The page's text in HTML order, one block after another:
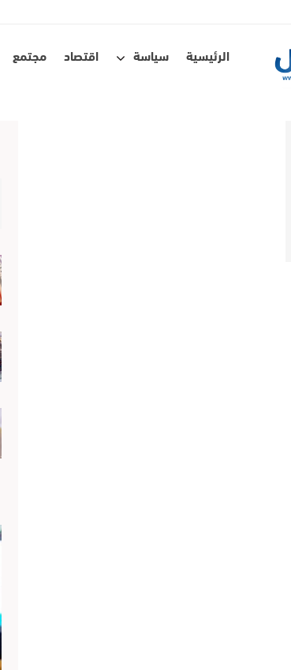
الرئيسية سياسة اقتصاد مجتمع